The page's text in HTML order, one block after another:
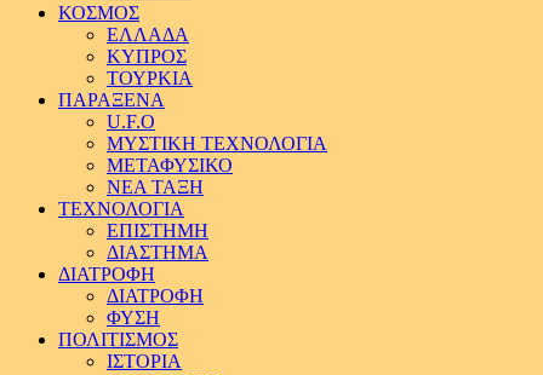
ΚΟΣΜΟΣ
ΕΛΛΑΔΑ
ΚΥΠΡΟΣ
ΤΟΥΡΚΙΑ
ΠΑΡΑΞΕΝΑ
U.F.O
ΜΥΣΤΙΚΗ ΤΕΧΝΟΛΟΓΙΑ
ΜΕΤΑΦΥΣΙΚΟ
ΝΕΑ ΤΑΞΗ
ΤΕΧΝΟΛΟΓΙΑ
ΕΠΙΣΤΗΜΗ
ΔΙΑΣΤΗΜΑ
ΔΙΑΤΡΟΦΗ
ΔΙΑΤΡΟΦΗ
ΦΥΣΗ
ΠΟΛΙΤΙΣΜΟΣ
ΙΣΤΟΡΙΑ